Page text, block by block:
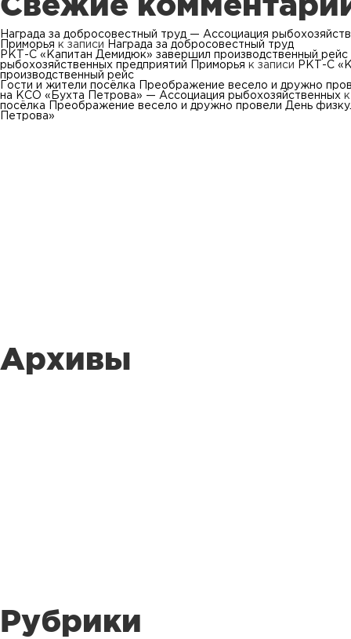
Награда за добросовестный труд — Ассоциация
Приморья к записи
Награда за добросовестный труд
РКТ-С «Капитан Демидюк» завершил производственный
рыбохозяйственных предприятий Приморья к записи
РКТ-С
производственный рейс
Гости и жители посёлка Преображение весело и дружно
на КСО «Бухта Петрова» — Ассоциация рыбохозяйственных
посёлка Преображение весело и дружно провели День
Петрова»
Архивы
Рубрики